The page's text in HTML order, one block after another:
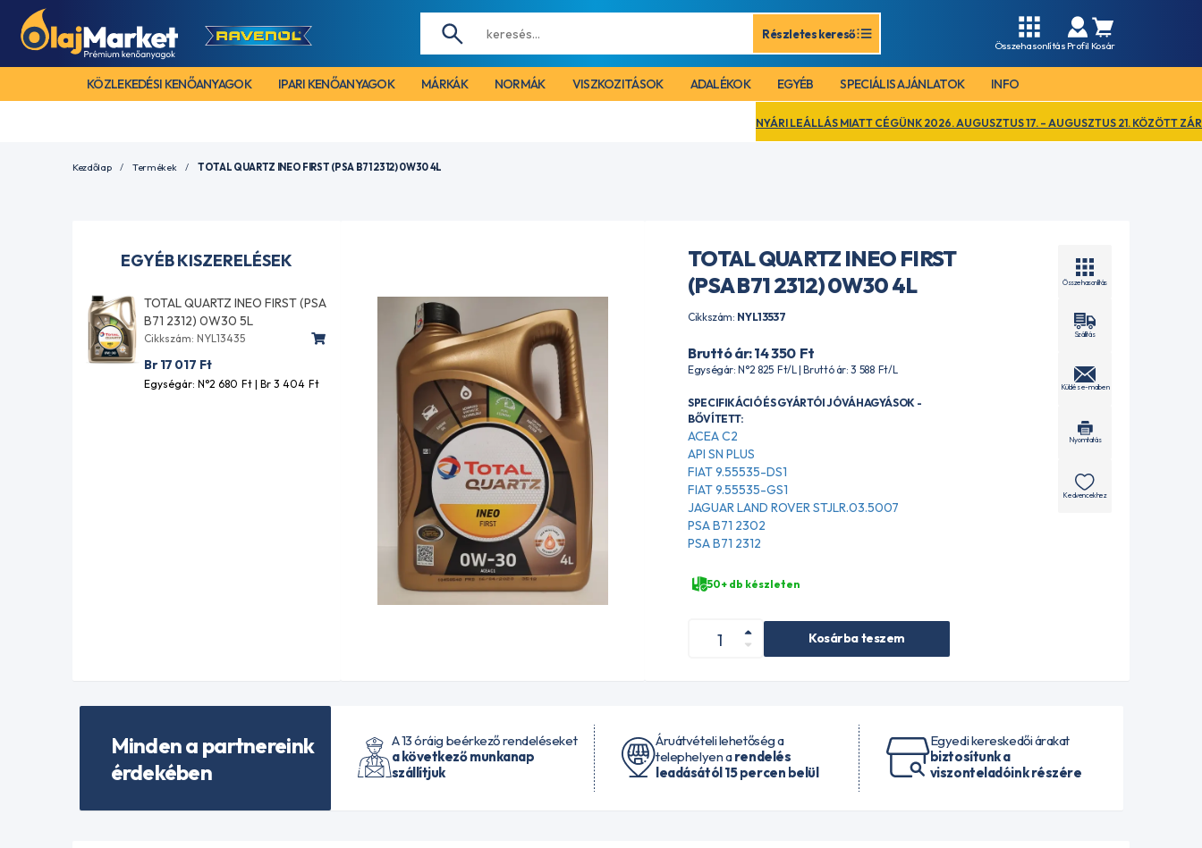
Részletes kereső
Összehasonlítás Profil Kosár
KÖZLEKEDÉSI KENŐANYAGOK IPARI KENŐANYAGOK MÁRKÁK NORMÁK VISZKOZITÁSOK ADALÉKOK EGYÉB SPECIÁLIS AJÁNLATOK INFO
NYÁRI LEÁLLÁS MIATT CÉGÜNK 2026. AUGUSZTUS 17. – AUGUSZTUS 21. KÖZÖTT ZÁRVA TART. EZ
Kezdőlap Termékek TOTAL QUARTZ INEO FIRST (PSA B71 2312) 0W30 4L
EGYÉB KISZERELÉSEK
TOTAL QUARTZ INEO FIRST (PSA
B71 2312) 0W30 5L
Cikkszám: NYL13435
Br 17 017 Ft
Egységár: N°2 680 Ft | Br 3 404 Ft
TOTAL QUARTZ INEO FIRST
(PSA B71 2312) 0W30 4L
Cikkszám: NYL13537
Bruttó ár: 14 350 Ft
Egységár: N°2 825 Ft/L | Bruttó ár: 3 588 Ft/L
SPECIFIKÁCIÓ ÉS GYÁRTÓI JÓVÁHAGYÁSOK -
BŐVÍTETT:
ACEA C2
API SN PLUS
FIAT 9.55535-DS1
FIAT 9.55535-GS1
JAGUAR LAND ROVER STJLR.03.5007
PSA B71 2302
PSA B71 2312
50+ db készleten
Kosárba teszem
Összehasonlítás
Szállítás
Küldés e-mailben
Nyomtatás
Kedvencekhez
Minden a partnereink
érdekében
A 13 óráig beérkező rendeléseket
a következő munkanap
szállítjuk
Áruátvételi lehetőség a
telephelyen arendelés
leadásától 15 percen belül
Egyedi kereskedői árakat
biztosítunk a
viszonteladóink részére